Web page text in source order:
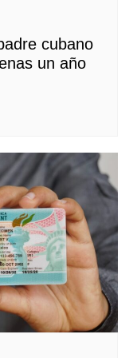
cubano
un año